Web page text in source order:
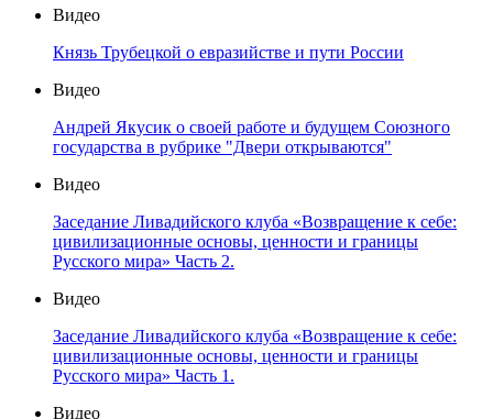
Видео
Князь Трубецкой о евразийстве и пути России
Видео
Андрей Якусик о своей работе и будущем Союзного
государства в рубрике "Двери открываются"
Видео
Заседание Ливадийского клуба «Возвращение к себе:
цивилизационные основы, ценности и границы
Русского мира» Часть 2.
Видео
Заседание Ливадийского клуба «Возвращение к себе:
цивилизационные основы, ценности и границы
Русского мира» Часть 1.
Видео